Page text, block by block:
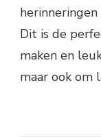
Dit is de
maken en
maar ook om